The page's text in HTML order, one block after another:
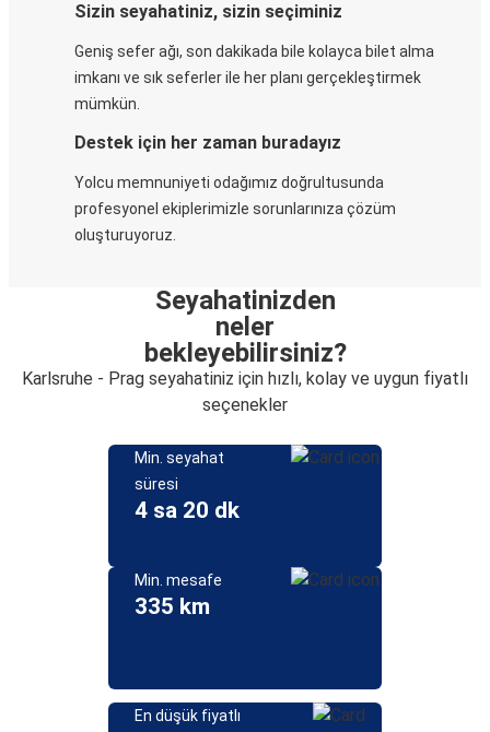
Sizin seyahatiniz, sizin seçiminiz
Geniş sefer ağı, son dakikada bile kolayca bilet alma
imkanı ve sık seferler ile her planı gerçekleştirmek
mümkün.
Destek için her zaman buradayız
Yolcu memnuniyeti odağımız doğrultusunda
profesyonel ekiplerimizle sorunlarınıza çözüm
oluşturuyoruz.
Seyahatinizden
neler
bekleyebilirsiniz?
Karlsruhe - Prag seyahatiniz için hızlı, kolay ve uygun fiyatlı
seçenekler
Min. seyahat
süresi
4 sa 20 dk
Min. mesafe
335 km
En düşük fiyatlı